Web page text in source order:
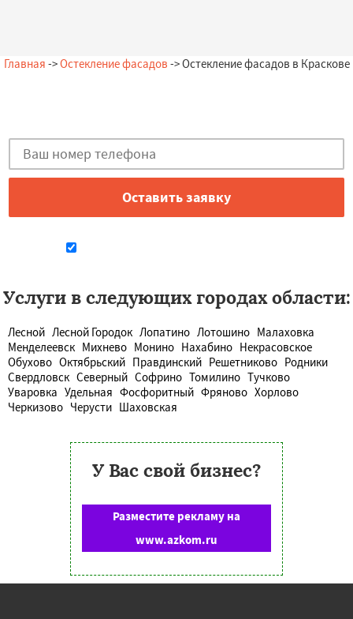
Главная ->Остекление фасадов -> Остекление фасадов в Краскове
Услуги в следующих городах области:
Лесной Лесной Городок Лопатино Лотошино Малаховка
Менделеевск Михнево Монино Нахабино Некрасовское
Обухово Октябрьский Правдинский Решетниково Родники
Свердловск Северный Софрино Томилино Тучково
Уваровка Удельная Фосфоритный Фряново Хорлово
Черкизово Черусти Шаховская
У Вас свой бизнес?
Разместите рекламу на
www.azkom.ru